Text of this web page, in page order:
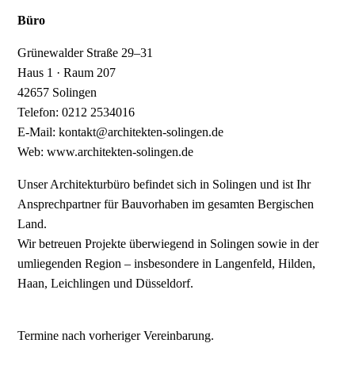
Büro
Grünewalder Straße 29–31
Haus 1 · Raum 207
42657 Solingen
Telefon: 0212 2534016
E-Mail: kontakt@architekten-solingen.de
Web: www.architekten-solingen.de
Unser Architekturbüro befindet sich in Solingen und ist Ihr
Ansprechpartner für Bauvorhaben im gesamten Bergischen
Land.
Wir betreuen Projekte überwiegend in Solingen sowie in der
umliegenden Region – insbesondere in Langenfeld, Hilden,
Haan, Leichlingen und Düsseldorf.
Termine nach vorheriger Vereinbarung.